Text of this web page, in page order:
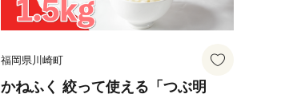
福岡県川崎町
かねふく 絞って使える「つぶ明